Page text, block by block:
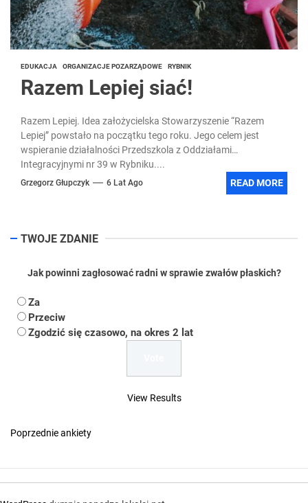
EDUKACJA ORGANIZACJE POZARZĄDOWE RYBNIK
Razem Lepiej siać!
Razem Lepiej. Idea założycielska Stowarzyszenie “Razem
Lepiej” powstało na początku tego roku. Jego celem jest
wspieranie działalności Przedszkola z Oddziałami
Integracyjnymi nr 39 w Rybniku....
Grzegorz Głupczyk 6 Lat Ago READ MORE
TWOJE ZDANIE
Jak powinni zagłosować radni w sprawie zwałów płaskich?
Za
Przeciw
Zgodzić się czasowo, na okres 2 lat
View Results
Poprzednie ankiety